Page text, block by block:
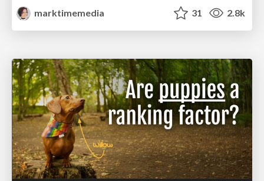
marktimemedia
31 2.8k